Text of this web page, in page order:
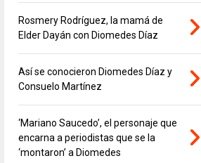
Rosmery Rodríguez, la mamá de
Elder Dayán con Diomedes Díaz
Así se conocieron Diomedes Díaz y
Consuelo Martínez
‘Mariano Saucedo’, el personaje que
encarna a periodistas que se la
‘montaron’ a Diomedes